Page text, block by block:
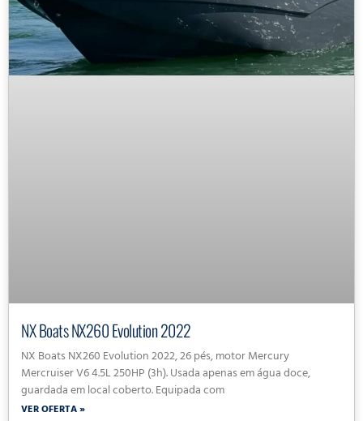
NX Boats NX260 Evolution 2022
NX Boats NX260 Evolution 2022, 26 pés, motor Mercury
Mercruiser V6 4.5L 250HP (3h). Usada apenas em água doce,
guardada em local coberto. Equipada com
VER OFERTA »